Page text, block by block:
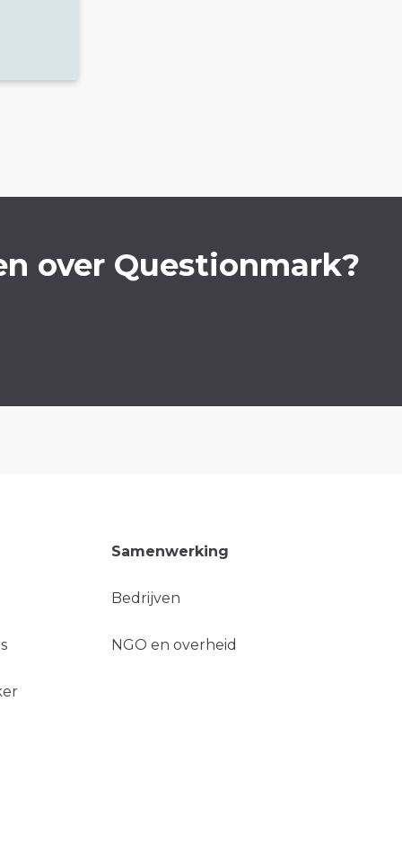
over Questionmark?
Samenwerking
Bedrijven
NGO en overheid